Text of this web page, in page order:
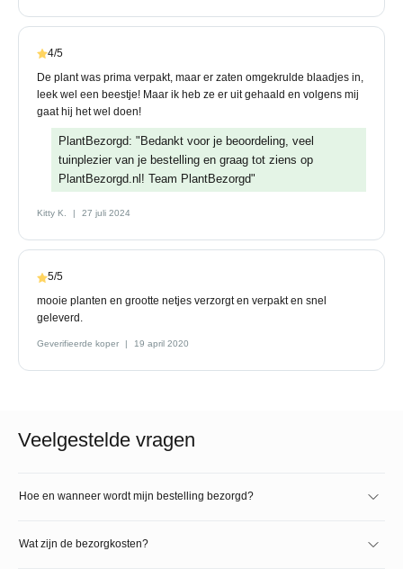
4/5
De plant was prima verpakt, maar er zaten omgekrulde blaadjes in,
leek wel een beestje! Maar ik heb ze er uit gehaald en volgens mij
gaat hij het wel doen!
PlantBezorgd: "Bedankt voor je beoordeling, veel
tuinplezier van je bestelling en graag tot ziens op
PlantBezorgd.nl! Team PlantBezorgd"
Kitty K. 27 juli 2024
5/5
mooie planten en grootte netjes verzorgt en verpakt en snel
geleverd.
Geverifieerde koper 19 april 2020
Veelgestelde vragen
Hoe en wanneer wordt mijn bestelling bezorgd?
Wat zijn de bezorgkosten?